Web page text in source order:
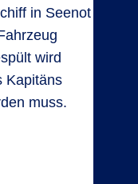
in Seenot
wird
Kapitäns
muss.